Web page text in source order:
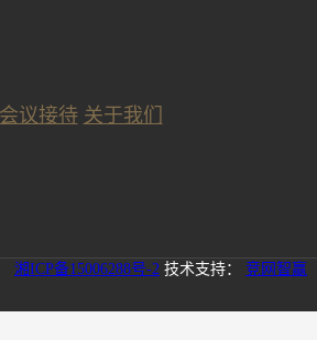
会议接待 关于我们
湘ICP备15006288号-2 技术支持： 竞网智赢